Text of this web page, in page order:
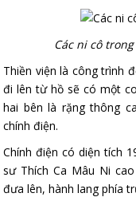
Các ni cô
Thiền viện là công trình
đi lên từ hồ sẽ có một
hai bên là rặng thông
chính điện.
Chính điện có diện tích
sư Thích Ca Mâu Ni
đưa lên, hành lang phía